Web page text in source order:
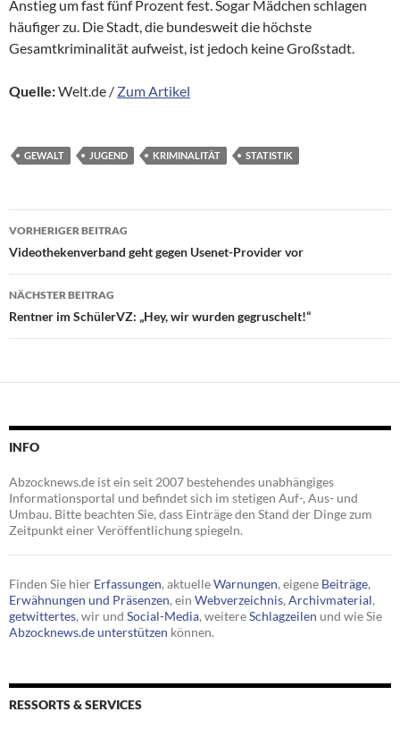
Anstieg um fast fünf Prozent fest. Sogar Mädchen schlagen
häufiger zu. Die Stadt, die bundesweit die höchste
Gesamtkriminalität aufweist, ist jedoch keine Großstadt.
Quelle:Welt.de / Zum Artikel
GEWALT JUGEND KRIMINALITÄT STATISTIK
Beitragsnavigation
VORHERIGER BEITRAG
Videothekenverband geht gegen Usenet-Provider vor
NÄCHSTER BEITRAG
Rentner im SchülerVZ: „Hey, wir wurden gegruschelt!“
INFO
Abzocknews.de ist ein seit 2007 bestehendes unabhängiges
Informationsportal und befindet sich im stetigen Auf-, Aus- und
Umbau. Bitte beachten Sie, dass Einträge den Stand der Dinge zum
Zeitpunkt einer Veröffentlichung spiegeln.
Finden Sie hier Erfassungen, aktuelleWarnungen, eigene Beiträge,
Erwähnungen und Präsenzen, ein Webverzeichnis, Archivmaterial,
getwittertes, wir und Social-Media, weitereSchlagzeilen und wie Sie
Abzocknews.de unterstützen können.
RESSORTS & SERVICES